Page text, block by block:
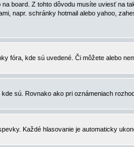
Z tohto dôvodu musíte uviesť na
napr. schránky hotmail alebo yahoo,
kde sú uvedené. Či môžete alebo
sú. Rovnako ako pri oznámeniach
Každé hlasovanie je automaticky